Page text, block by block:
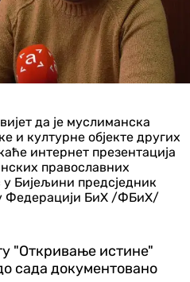
да је муслиманска
и културне објекте других
интернет презентација
православних
у Бијељини предсједник
Федерацији БиХ /ФБиХ/
"Откривање истине"
сада документовано